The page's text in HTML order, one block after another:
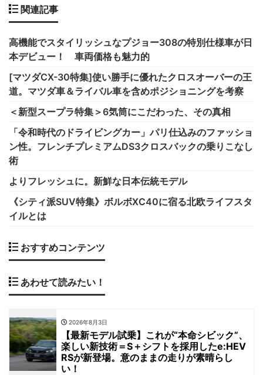
関連記事
高機能でスタイリッシュなプジョー308の特別仕様車が日
本デビュー！ 車両価格も魅力的
[マツダCX-30特集]使い勝手に優れたクロスオーバーの王
道。マツダ車＆ライバル車を含めポジショニングを考察
＜新型スープラ特集＞6気筒にこだわった、その真相
「令和時代のドライビングカー」パリ仕込みのファッショ
ン性。フレンチプレミアムDS3クロスバックの乗りこなし
術
よりフレッシュに。新鮮な日本伝統モデル
《シティ派SUV特集》ボルボXC40に宿る北欧ライフスタ
イルとは
おすすめコンテンツ
あわせて読みたい！
2026年8月3日
【最新モデル試乗】これが“本命シビック”、
楽しい新技術＝S＋シフトを採用したe:HEV
RSが新登場。意のままの走りが素晴らし
い！